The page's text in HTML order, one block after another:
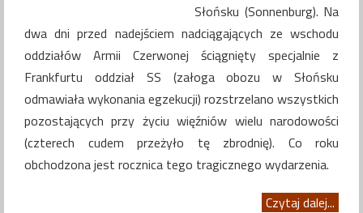
Słońsku (Sonnenburg). Na
dwa dni przed nadejściem nadciągających ze wschodu
oddziałów Armii Czerwonej ściągnięty specjalnie z
Frankfurtu oddział SS (załoga obozu w Słońsku
odmawiała wykonania egzekucji) rozstrzelano wszystkich
pozostających przy życiu więźniów wielu narodowości
(czterech cudem przeżyło tę zbrodnię). Co roku
obchodzona jest rocznica tego tragicznego wydarzenia.
Czytaj dalej...